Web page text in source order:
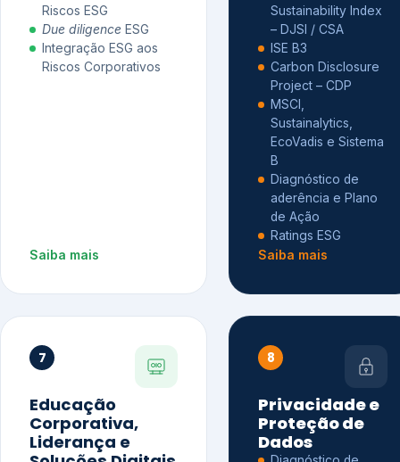
Riscos ESG
Due diligence ESG
Integração ESG aos
Riscos Corporativos
Saiba mais
Sustainability Index
– DJSI / CSA
ISE B3
Carbon Disclosure
Project – CDP
MSCI,
Sustainalytics,
EcoVadis e Sistema
B
Diagnóstico de
aderência e Plano
de Ação
Ratings ESG
Saiba mais
7
Educação
Corporativa,
Liderança e
8
Privacidade e
Proteção de
Dados